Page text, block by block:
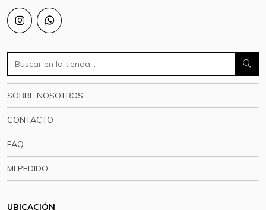
SOBRE NOSOTROS
CONTACTO
FAQ
MI PEDIDO
UBICACIÓN